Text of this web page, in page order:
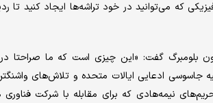
که می‌توانید در خود تراشه‌ها ایجاد کنید تا
بلومبرگ گفت: «این چیزی است که ما صراحتا
جاسوسی ادعایی ایالات متحده و تلاش‌های
نیمه‌هادی که برای مقابله با شرکت